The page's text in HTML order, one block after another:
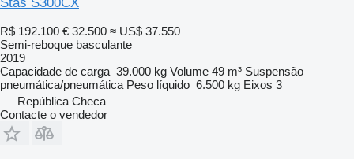
R$ 192.100 € 32.500 ≈ US$ 37.550
Semi-reboque basculante
2019
Capacidade de carga 39.000 kg Volume 49 m³ Suspensão
pneumática/pneumática Peso líquido 6.500 kg Eixos 3
República Checa
Contacte o vendedor